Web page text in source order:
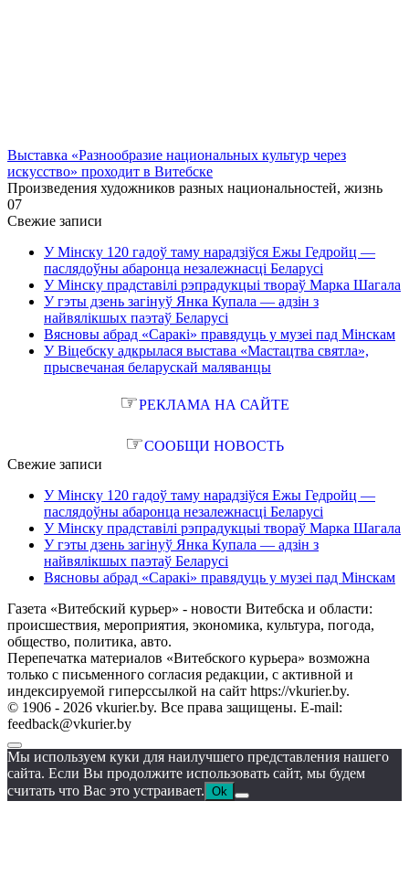
Выставка «Разнообразие национальных культур через
искусство» проходит в Витебске
Произведения художников разных национальностей, жизнь
07
Свежие записи
У Мінску 120 гадоў таму нарадзіўся Ежы Гедройц —
паслядоўны абаронца незалежнасці Беларусі
У Мінску прадставілі рэпрадукцыі твораў Марка Шагала
У гэты дзень загінуў Янка Купала — адзін з
найвялікшых паэтаў Беларусі
Вясновы абрад «Саракі» правядуць у музеі пад Мінскам
У Віцебску адкрылася выстава «Мастацтва святла»,
прысвечаная беларускай маляванцы
☞РЕКЛАМА НА САЙТЕ
☞СООБЩИ НОВОСТЬ
Свежие записи
У Мінску 120 гадоў таму нарадзіўся Ежы Гедройц —
паслядоўны абаронца незалежнасці Беларусі
У Мінску прадставілі рэпрадукцыі твораў Марка Шагала
У гэты дзень загінуў Янка Купала — адзін з
найвялікшых паэтаў Беларусі
Вясновы абрад «Саракі» правядуць у музеі пад Мінскам
Газета «Витебский курьер» - новости Витебска и области:
происшествия, мероприятия, экономика, культура, погода,
общество, политика, авто.
Перепечатка материалов «Витебского курьера» возможна
только с письменного согласия редакции, с активной и
индексируемой гиперссылкой на сайт https://vkurier.by.
© 1906 - 2026 vkurier.by. Все права защищены. E-mail:
feedback@vkurier.by
Мы используем куки для наилучшего представления нашего
сайта. Если Вы продолжите использовать сайт, мы будем
считать что Вас это устраивает. Ok